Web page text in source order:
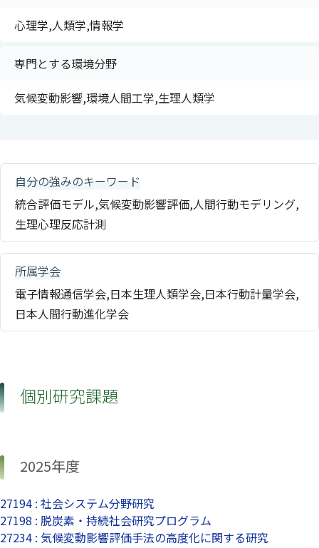
心理学,人類学,情報学
専門とする環境分野
気候変動影響,環境人間工学,生理人類学
自分の強みのキーワード
統合評価モデル,気候変動影響評価,人間行動モデリング,
生理心理反応計測
所属学会
電子情報通信学会,日本生理人類学会,日本行動計量学会,
日本人間行動進化学会
個別研究課題
2025年度
27194 : 社会システム分野研究
27198 : 脱炭素・持続社会研究プログラム
27234 : 気候変動影響評価手法の高度化に関する研究